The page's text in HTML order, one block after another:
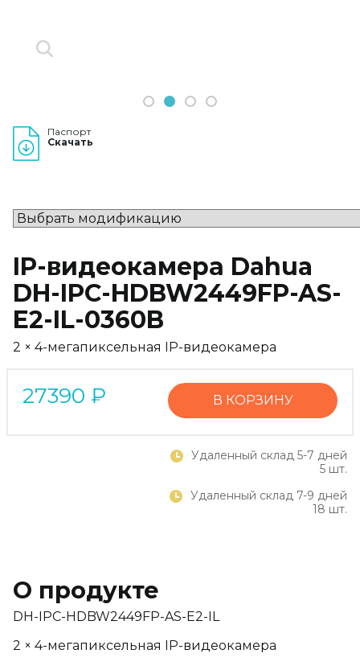
1 2 3 4
Паспорт
Скачать
IP-видеокамера Dahua
DH-IPC-HDBW2449FP-AS-
E2-IL-0360B
2 × 4-мегапиксельная IP-видеокамера
27390 ₽ В КОРЗИНУ
Удаленный склад 5-7 дней
5 шт.
Удаленный склад 7-9 дней
18 шт.
О продукте
DH-IPC-HDBW2449FP-AS-E2-IL
2 × 4-мегапиксельная IP-видеокамера